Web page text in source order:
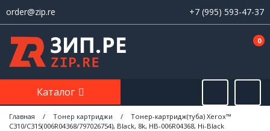
order@zip.re +7 (995) 593-47-37
0
Каталог
Главная / Тонер картриджи /
Тонер-картридж(туба) Xerox™
C310/C315(006R04368/797026754), Black, 8k, HB-006R04368, Hi-Black